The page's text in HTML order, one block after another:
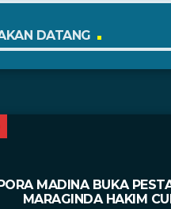
DATANG
MADINA BUKA
MARAGINDA HAKIM